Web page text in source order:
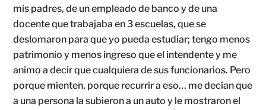
mis padres, de un empleado de banco y de una
docente que trabajaba en 3 escuelas, que se
deslomaron para que yo pueda estudiar; tengo menos
patrimonio y menos ingreso que el intendente y me
animo a decir que cualquiera de sus funcionarios. Pero
porque mienten, porque recurrir a eso… me decían que
a una persona la subieron a un auto y le mostraron el